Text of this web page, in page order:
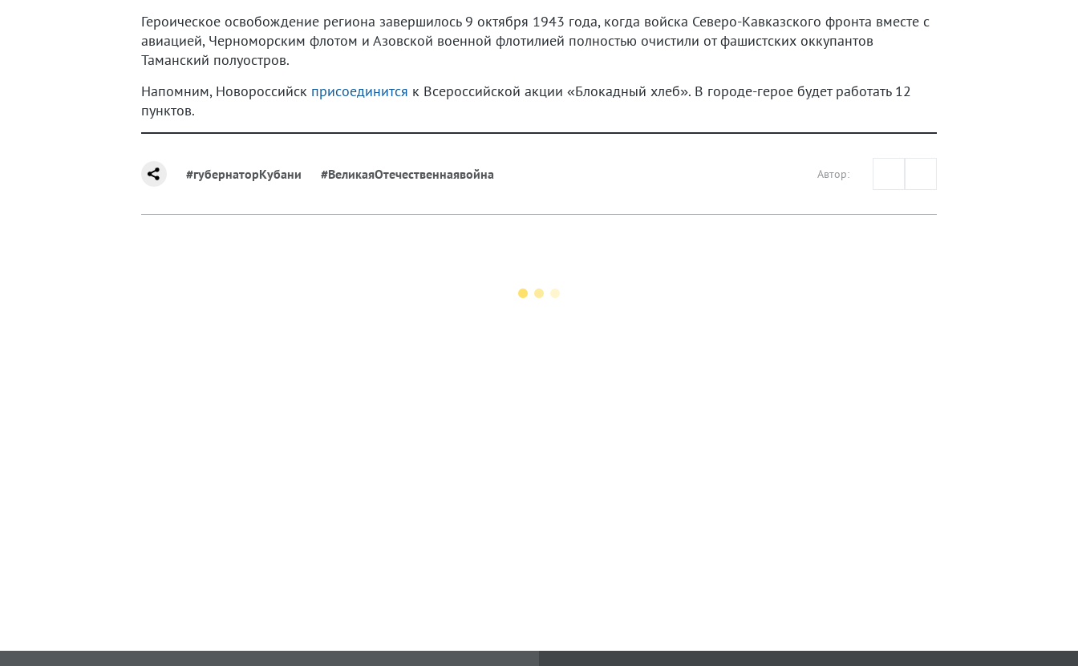
Героическое освобождение региона завершилось 9 октября 1943 года, когда войска Северо-Кавказского фронта вместе с
авиацией, Черноморским флотом и Азовской военной флотилией полностью очистили от фашистских оккупантов
Таманский полуостров.
Напомним, Новороссийск присоединится к Всероссийской акции «Блокадный хлеб». В городе-герое будет работать 12
пунктов.
#губернаторКубани #ВеликаяОтечественнаявойна Автор: